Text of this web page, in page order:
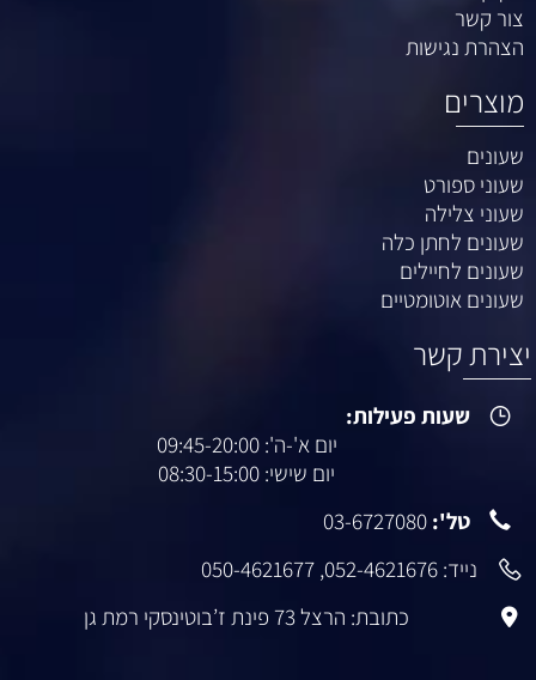
צור קשר
הצהרת נגישות
מוצרים
שעונים
שעוני ספורט
שעוני צלילה
שעונים לחתן כלה
שעונים לחיילים
שעונים אוטומטיים
יצירת קשר
שעות פעילות:
יום א'-ה': 09:45-20:00
יום שישי: 08:30-15:00
טל': 03-6727080
נייד: 052-4621676
,
050-4621677
כתובת: הרצל 73 פינת ז’בוטינסקי רמת גן